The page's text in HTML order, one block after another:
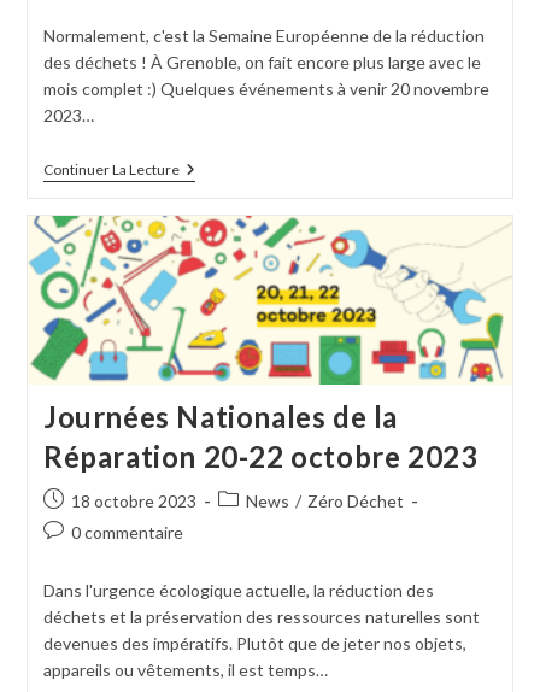
Normalement, c'est la Semaine Européenne de la réduction
des déchets ! À Grenoble, on fait encore plus large avec le
mois complet :) Quelques événements à venir 20 novembre
2023…
Continuer La Lecture
Journées Nationales de la
Réparation 20-22 octobre 2023
18 octobre 2023 News / Zéro Déchet
0 commentaire
Dans l'urgence écologique actuelle, la réduction des
déchets et la préservation des ressources naturelles sont
devenues des impératifs. Plutôt que de jeter nos objets,
appareils ou vêtements, il est temps…